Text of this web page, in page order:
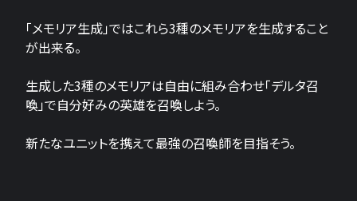
「メモリア生成」ではこれら3種のメモリアを生成すること
が出来る。
生成した3種のメモリアは自由に組み合わせ「デルタ召
喚」で自分好みの英雄を召喚しよう。
新たなユニットを携えて最強の召喚師を目指そう。